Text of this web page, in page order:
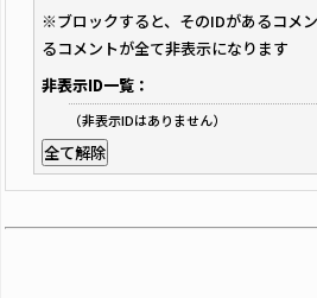
※ブロックすると、そのIDがあるコメ
るコメントが全て非表示になります
非表示ID一覧：
（非表示IDはありません）
全て解除